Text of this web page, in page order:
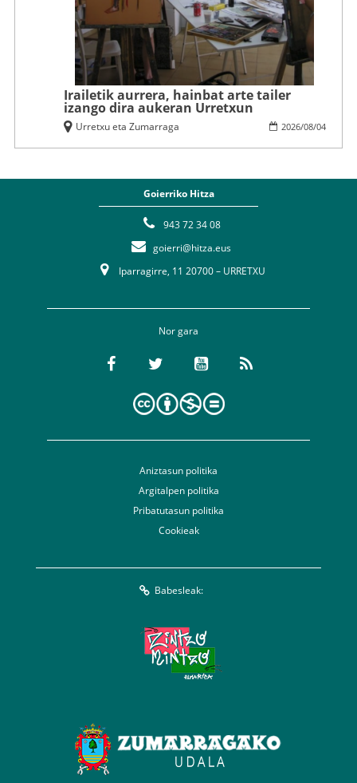
Irailetik aurrera, hainbat arte tailer
izango dira aukeran Urretxun
2026/08/04
Urretxu eta Zumarraga
Goierriko Hitza
943 72 34 08
goierri@hitza.eus
Iparragirre, 11 20700 – URRETXU
Nor gara
Aniztasun politika
Argitalpen politika
Pribatutasun politika
Cookieak
Babesleak: